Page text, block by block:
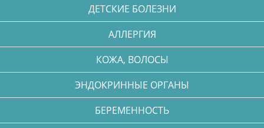
ДЕТСКИЕ БОЛЕЗНИ
АЛЛЕРГИЯ
КОЖА, ВОЛОСЫ
ЭНДОКРИННЫЕ ОРГАНЫ
БЕРЕМЕННОСТЬ